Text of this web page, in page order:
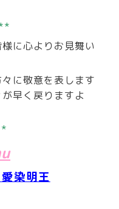
に心よりお見舞い
に敬意を表します
早く戻りますよ
染明王